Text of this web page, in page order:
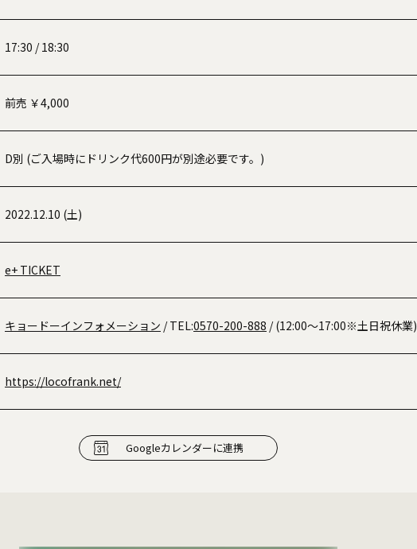
17:30 / 18:30
前売 ￥4,000
D別 (ご入場時にドリンク代600円が別途必要です。)
2022.12.10 (土)
e+ TICKET
キョードーインフォメーション / TEL:0570-200-888 / (12:00〜17:00※土日祝休業)
https://locofrank.net/
Googleカレンダーに連携